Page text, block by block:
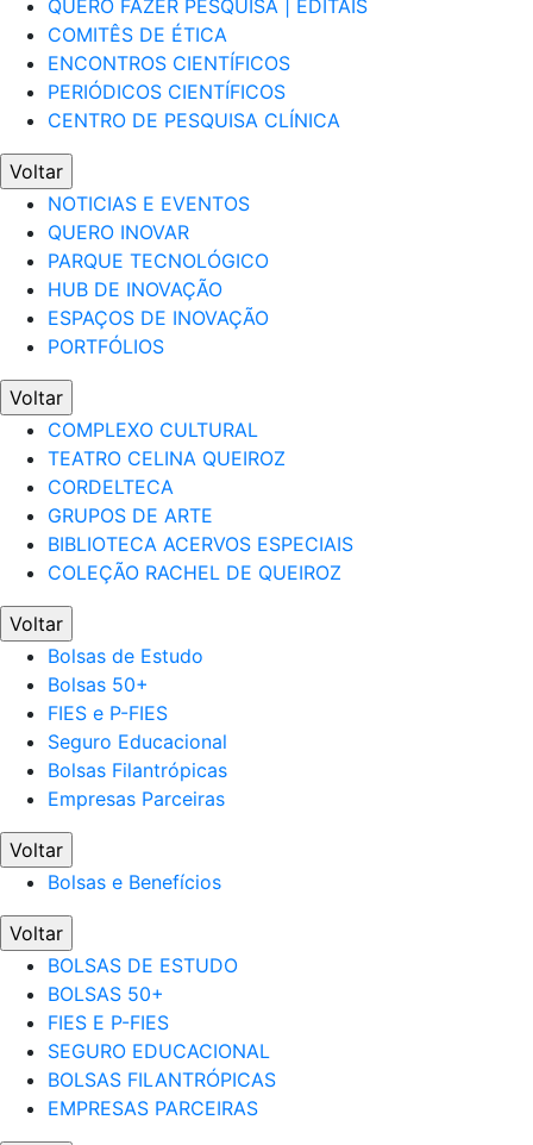
QUERO FAZER PESQUISA | EDITAIS
COMITÊS DE ÉTICA
ENCONTROS CIENTÍFICOS
PERIÓDICOS CIENTÍFICOS
CENTRO DE PESQUISA CLÍNICA
Voltar
NOTICIAS E EVENTOS
QUERO INOVAR
PARQUE TECNOLÓGICO
HUB DE INOVAÇÃO
ESPAÇOS DE INOVAÇÃO
PORTFÓLIOS
Voltar
COMPLEXO CULTURAL
TEATRO CELINA QUEIROZ
CORDELTECA
GRUPOS DE ARTE
BIBLIOTECA ACERVOS ESPECIAIS
COLEÇÃO RACHEL DE QUEIROZ
Voltar
Bolsas de Estudo
Bolsas 50+
FIES e P-FIES
Seguro Educacional
Bolsas Filantrópicas
Empresas Parceiras
Voltar
Bolsas e Benefícios
Voltar
BOLSAS DE ESTUDO
BOLSAS 50+
FIES E P-FIES
SEGURO EDUCACIONAL
BOLSAS FILANTRÓPICAS
EMPRESAS PARCEIRAS